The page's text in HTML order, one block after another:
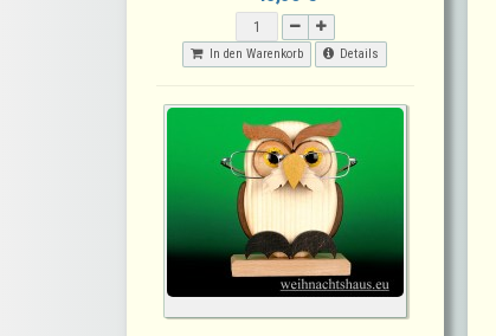
In den Warenkorb Details